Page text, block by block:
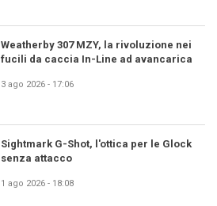
Weatherby 307 MZY, la rivoluzione nei
fucili da caccia In-Line ad avancarica
3 ago 2026 - 17:06
Sightmark G-Shot, l'ottica per le Glock
senza attacco
1 ago 2026 - 18:08